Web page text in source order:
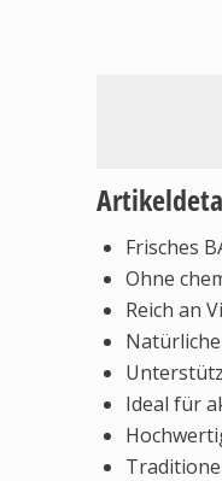
Frisches
Ohne
Reich an
Ideal für